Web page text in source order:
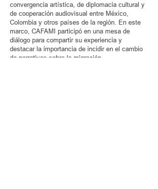
convergencia artística, de diplomacia cultural y
de cooperación audiovisual entre México,
Colombia y otros países de la región. En este
marco, CAFAMI participó en una mesa de
diálogo para compartir su experiencia y
destacar la importancia de incidir en el cambio
de narrativas sobre la migración.